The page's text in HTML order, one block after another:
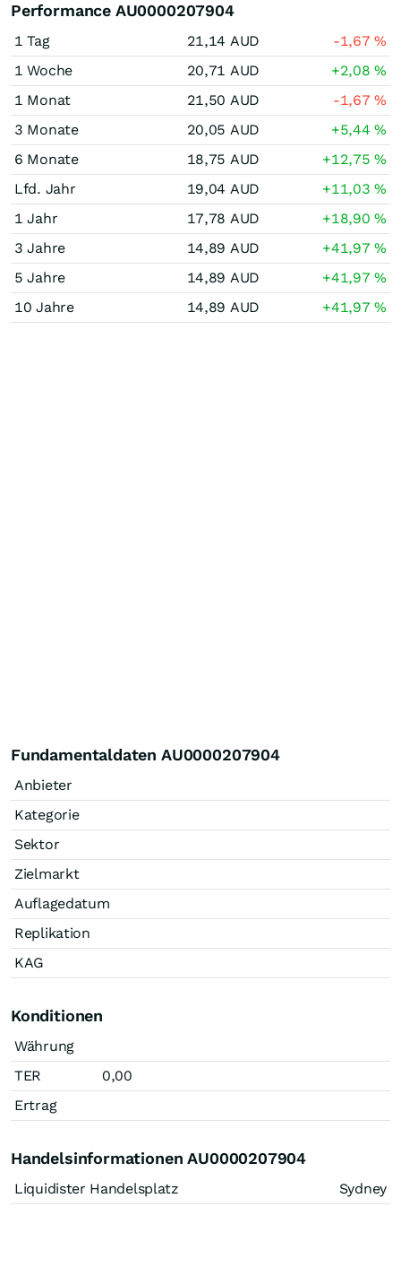
Performance AU0000207904
1 Tag 21,14 AUD -1,67%
1 Woche
20,71 AUD +2,08%
1 Monat
21,50 AUD -1,67%
3 Monate
20,05 AUD +5,44%
6 Monate
18,75 AUD +12,75%
Lfd. Jahr
19,04 AUD +11,03%
1 Jahr
17,78 AUD +18,90%
3 Jahre
14,89 AUD +41,97%
5 Jahre
14,89 AUD +41,97%
10 Jahre
14,89 AUD +41,97%
Fundamentaldaten AU0000207904
Anbieter
Kategorie
Sektor
Zielmarkt
Auflagedatum
Replikation
KAG
Konditionen
Währung
TER
0,00
Ertrag
Handelsinformationen AU0000207904
Liquidister Handelsplatz Sydney